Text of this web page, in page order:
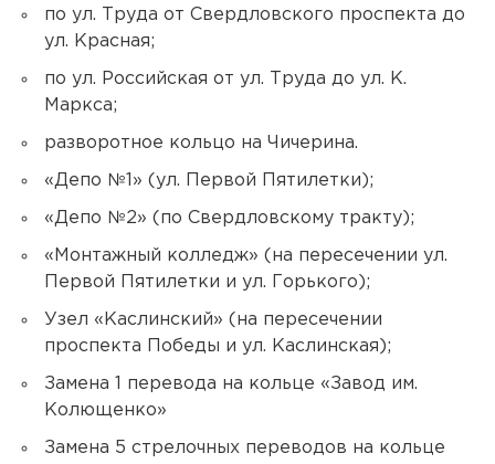
по ул. Труда от Свердловского проспекта до
ул. Красная;
по ул. Российская от ул. Труда до ул. К.
Маркса;
разворотное кольцо на Чичерина.
«Депо №1» (ул. Первой Пятилетки);
«Депо №2» (по Свердловскому тракту);
«Монтажный колледж» (на пересечении ул.
Первой Пятилетки и ул. Горького);
Узел «Каслинский» (на пересечении
проспекта Победы и ул. Каслинская);
Замена 1 перевода на кольце «Завод им.
Колющенко»
Замена 5 стрелочных переводов на кольце